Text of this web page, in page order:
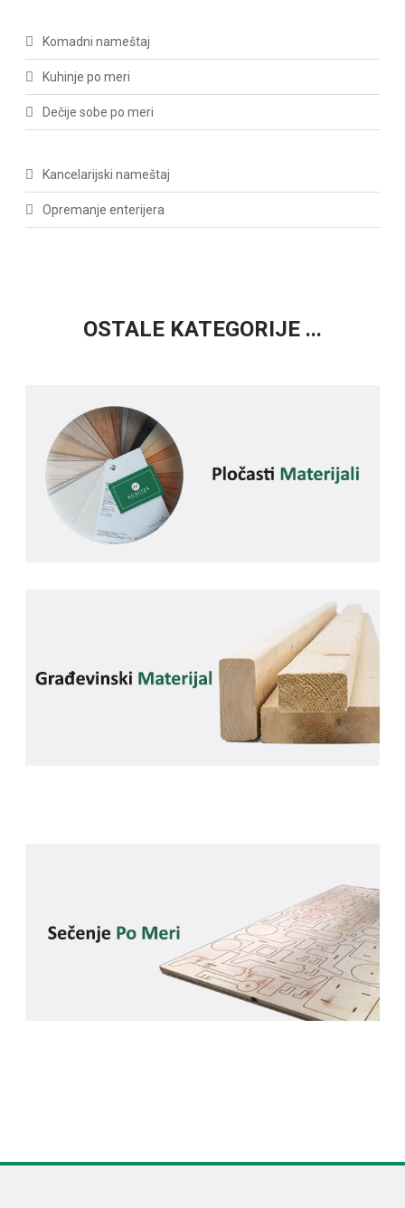
Komadni nameštaj
Kuhinje po meri
Dečije sobe po meri
Kancelarijski nameštaj
Opremanje enterijera
OSTALE KATEGORIJE ...